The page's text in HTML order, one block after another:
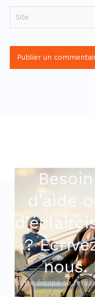
Besoin
d’aide
?
nous.
Notre équipe se fera